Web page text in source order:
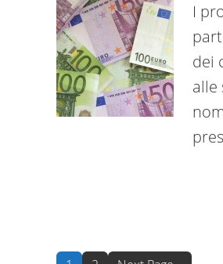
I
dei
alle